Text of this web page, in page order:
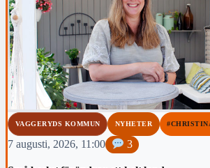
VAGGERYDS KOMMUN NYHETER
7 augusti, 2026, 11:00 3